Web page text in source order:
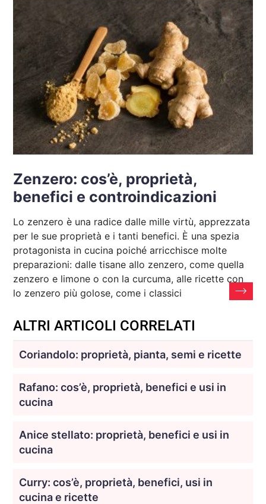
Zenzero: cos’è, proprietà,
benefici e controindicazioni
Lo zenzero è una radice dalle mille virtù, apprezzata
per le sue proprietà e i tanti benefici. È una spezia
protagonista in cucina poiché arricchisce molte
preparazioni: dalle tisane allo zenzero, come quella
zenzero e limone o con la curcuma, alle ricette con
lo zenzero più golose, come i classici
ALTRI ARTICOLI CORRELATI
Coriandolo: proprietà, pianta, semi e ricette
Rafano: cos’è, proprietà, benefici e usi in
cucina
Anice stellato: proprietà, benefici e usi in
cucina
Curry: cos’è, proprietà, benefici, usi in
cucina e ricette